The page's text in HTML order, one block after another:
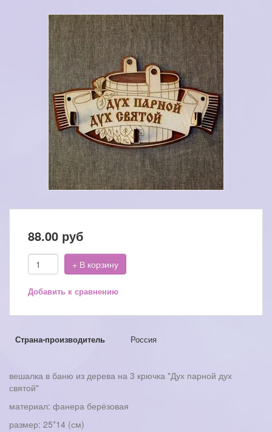
88.00 руб
+ В корзину
Добавить к сравнению
Страна-производитель Россия
вешалка в баню из дерева на 3 крючка "Дух парной дух
святой"
материал: фанера берёзовая
размер: 25*14 (см)